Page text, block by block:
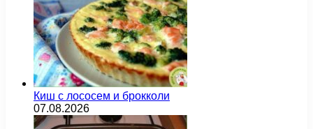
Киш с лососем и брокколи
07.08.2026